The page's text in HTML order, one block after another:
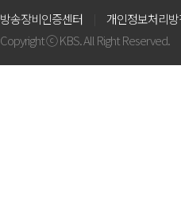
방송장비인증센터
개인정보처리
Copyright ⓒ KBS. All Right Reserved.